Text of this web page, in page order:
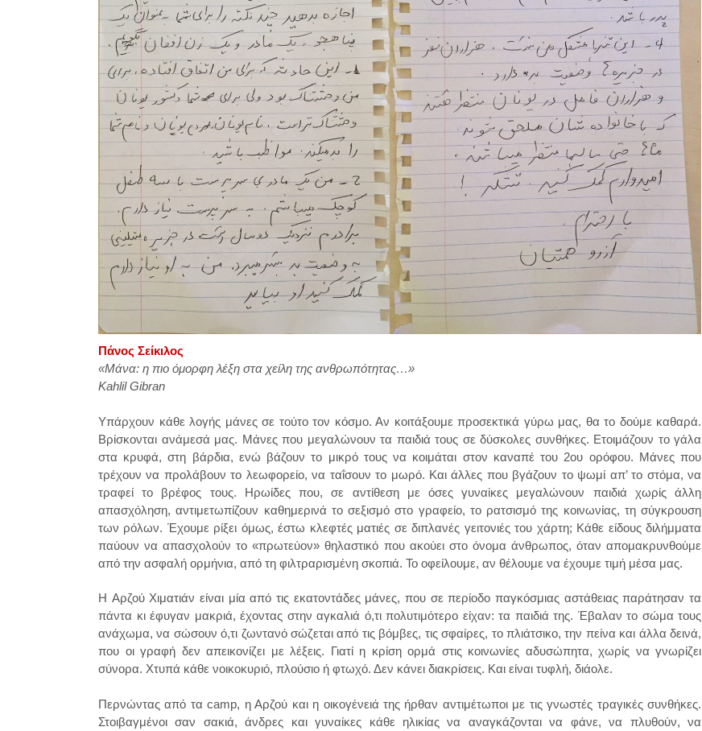
Πάνος Σείκιλος
«Μάνα: η πιο όμορφη λέξη στα χείλη της ανθρωπότητας…»
Kahlil Gibran
Υπάρχουν κάθε λογής μάνες σε τούτο τον κόσμο. Αν κοιτάξουμε προσεκτικά γύρω μας, θα το δούμε καθαρά.
Βρίσκονται ανάμεσά μας. Μάνες που μεγαλώνουν τα παιδιά τους σε δύσκολες συνθήκες. Ετοιμάζουν το γάλα
στα κρυφά, στη βάρδια, ενώ βάζουν το μικρό τους να κοιμάται στον καναπέ του 2ου ορόφου. Μάνες που
τρέχουν να προλάβουν το λεωφορείο, να ταΐσουν το μωρό. Και άλλες που βγάζουν το ψωμί απ’ το στόμα, να
τραφεί το βρέφος τους. Ηρωίδες που, σε αντίθεση με όσες γυναίκες μεγαλώνουν παιδιά χωρίς άλλη
απασχόληση, αντιμετωπίζουν καθημερινά το σεξισμό στο γραφείο, το ρατσισμό της κοινωνίας, τη σύγκρουση
των ρόλων. Έχουμε ρίξει όμως, έστω κλεφτές ματιές σε διπλανές γειτονιές του χάρτη; Κάθε είδους διλήμματα
παύουν να απασχολούν το «πρωτεύον» θηλαστικό που ακούει στο όνομα άνθρωπος, όταν απομακρυνθούμε
από την ασφαλή ορμήνια, από τη φιλτραρισμένη σκοπιά. Το οφείλουμε, αν θέλουμε να έχουμε τιμή μέσα μας.
Η Αρζού Χιματιάν είναι μία από τις εκατοντάδες μάνες, που σε περίοδο παγκόσμιας αστάθειας παράτησαν τα
πάντα κι έφυγαν μακριά, έχοντας στην αγκαλιά ό,τι πολυτιμότερο είχαν: τα παιδιά της. Έβαλαν το σώμα τους
ανάχωμα, να σώσουν ό,τι ζωντανό σώζεται από τις βόμβες, τις σφαίρες, το πλιάτσικο, την πείνα και άλλα δεινά,
που οι γραφή δεν απεικονίζει με λέξεις. Γιατί η κρίση ορμά στις κοινωνίες αδυσώπητα, χωρίς να γνωρίζει
σύνορα. Χτυπά κάθε νοικοκυριό, πλούσιο ή φτωχό. Δεν κάνει διακρίσεις. Και είναι τυφλή, διάολε.
Περνώντας από τα camp, η Αρζού και η οικογένειά της ήρθαν αντιμέτωποι με τις γνωστές τραγικές συνθήκες.
Στοιβαγμένοι σαν σακιά, άνδρες και γυναίκες κάθε ηλικίας να αναγκάζονται να φάνε, να πλυθούν, να